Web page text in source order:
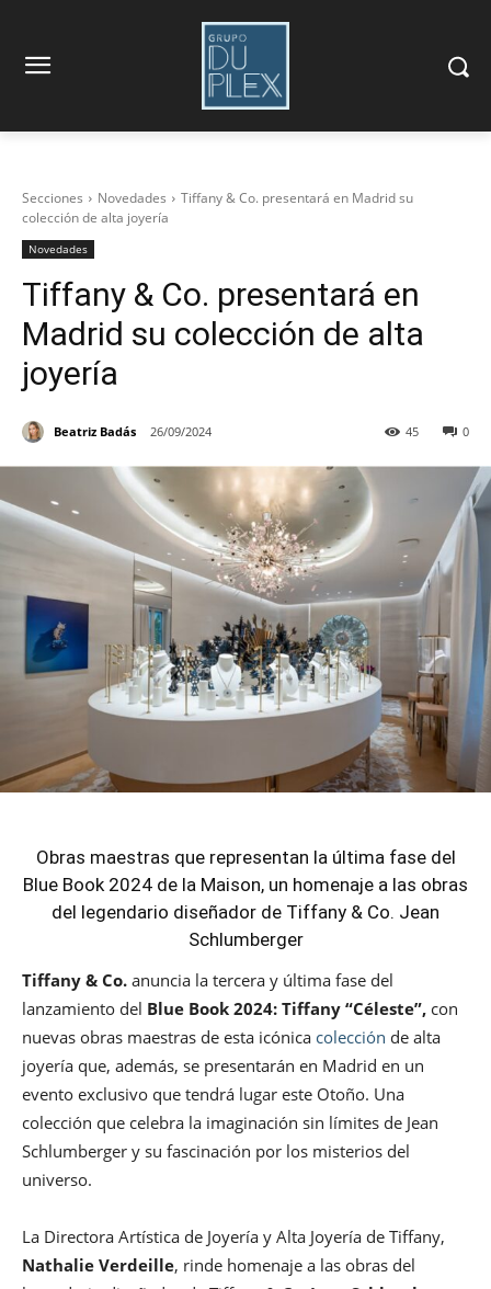
Secciones Novedades
Tiffany & Co. presentará en Madrid su
colección de alta joyería
Novedades
Tiffany & Co. presentará en
Madrid su colección de alta
joyería
Beatriz Badás 26/09/2024 0
45
Obras maestras que representan la última fase del
Blue Book 2024 de la Maison, un homenaje a las obras
del legendario diseñador de Tiffany & Co. Jean
Schlumberger
Tiffany & Co. anuncia la tercera y última fase del
lanzamiento del Blue Book 2024: Tiffany “Céleste”, con
nuevas obras maestras de esta icónica colección de alta
joyería que, además, se presentarán en Madrid en un
evento exclusivo que tendrá lugar este Otoño. Una
colección que celebra la imaginación sin límites de Jean
Schlumberger y su fascinación por los misterios del
universo.
La Directora Artística de Joyería y Alta Joyería de Tiffany,
Nathalie Verdeille, rinde homenaje a las obras del